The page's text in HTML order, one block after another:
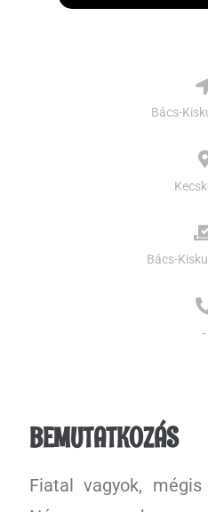
Bács-
Bács-
-
BEMUTATKOZÁS
Fiatal vagyok,